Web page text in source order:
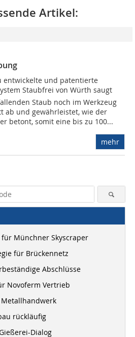
Artikel:
entwickelte und patentierte
Staubfrei von Würth saugt
Staub noch im Werkzeug
ab und gewährleistet, wie der
betont, somit eine bis zu 100...
mehr
Münchner Skyscraper
für Brückennetz
Abschlüsse
Novoferm Vertrieb
rückläufig
Dialog